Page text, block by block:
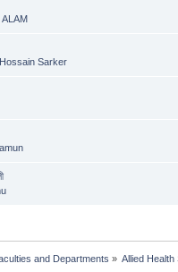
Sarker
and Departments » Allied Health